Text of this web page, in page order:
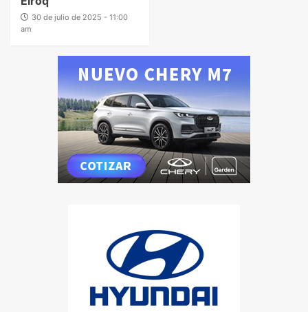
30 de julio de 2025 - 11:00
am